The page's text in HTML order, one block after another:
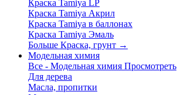
Краска Tamiya LP
Краска Tamiya Акрил
Краска Tamiya в баллонах
Краска Tamiya Эмаль
Больше Краска, грунт →
Модельная химия
Все - Модельная химия Просмотреть
Для дерева
Масла, пропитки